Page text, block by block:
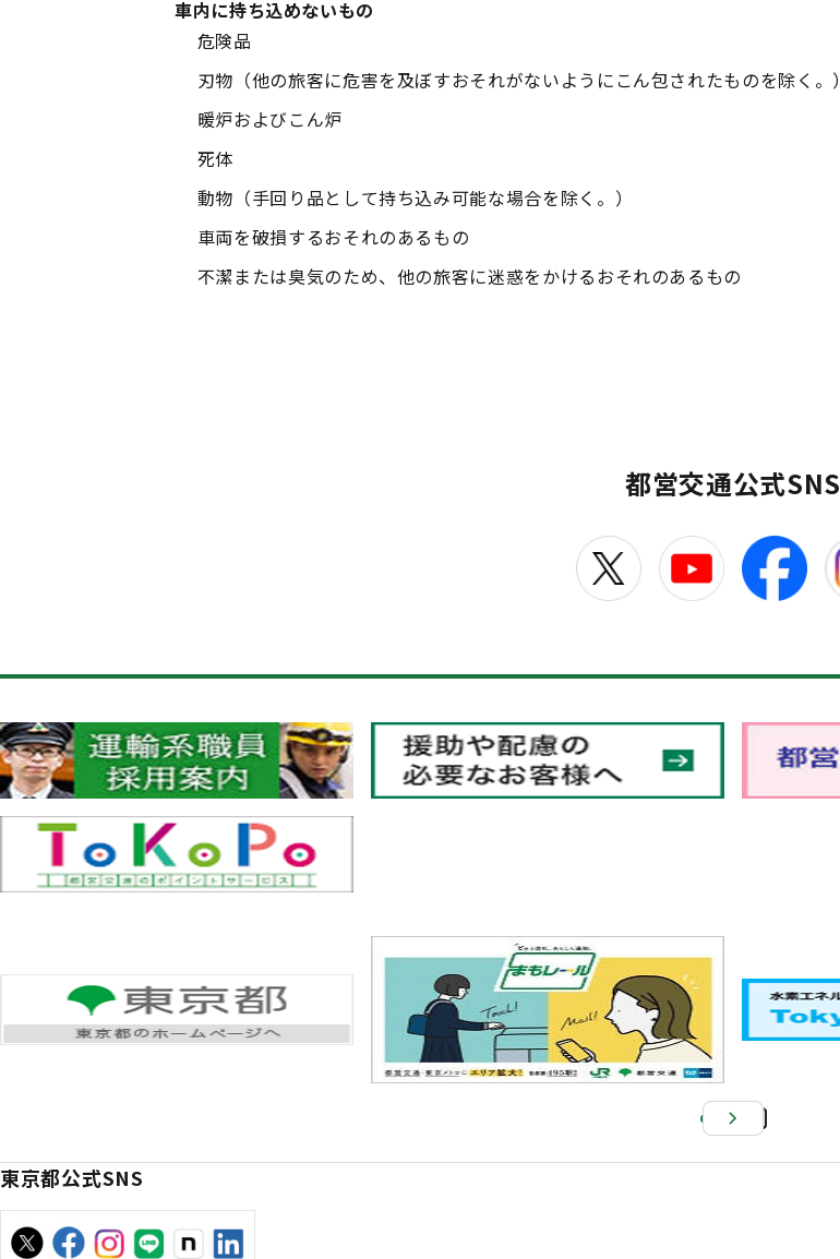
車内に持ち込めないもの
危険品
刃物（他の旅客に危害を及ぼすおそれがないようにこん包されたものを除く。）
暖炉およびこん炉
死体
動物（手回り品として持ち込み可能な場合を除く。）
車両を破損するおそれのあるもの
不潔または臭気のため、他の旅客に迷惑をかけるおそれのあるもの
都営交通公式SNS
Pa
東京都公式SNS